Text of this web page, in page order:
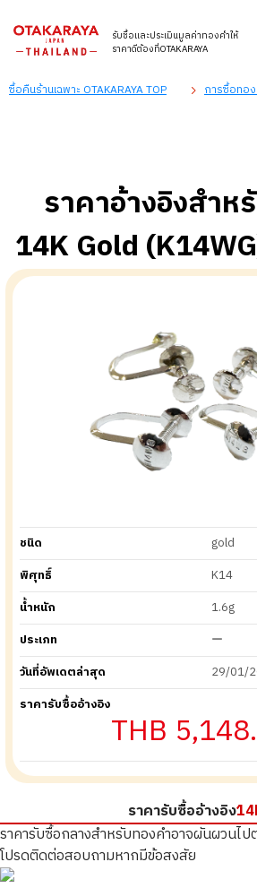
รับซื้อและประเมินมูลค่าทองคำให้
ราคาดีต้องที่OTAKARAYA
ซื้อคืนร้านเฉพาะ OTAKARAYA TOP การซื้อทอ
ราคาอ้างอิงสำห
14K Gold
ชนิด
gold
พิศุทธิ์
K14
น้ำหนัก
1.6g
ประเภท
ー
วันที่อัพเดตล่าสุด
29/01/
ราคารับซื้ออ้างอิง
THB
ราคารับซื้ออ้างอิง
ราคารับซื้อกลางสำหรับทองคำอาจผันผวนไป
โปรดติดต่อสอบถามหากมีข้อสงสัย